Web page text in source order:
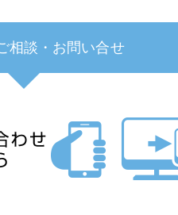
相談・お問い合せ